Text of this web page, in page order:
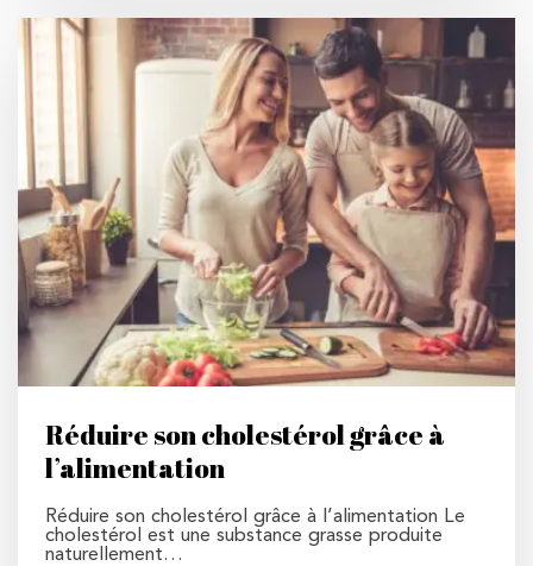
Réduire son cholestérol grâce à
l’alimentation
Réduire son cholestérol grâce à l’alimentation Le
cholestérol est une substance grasse produite
naturellement…